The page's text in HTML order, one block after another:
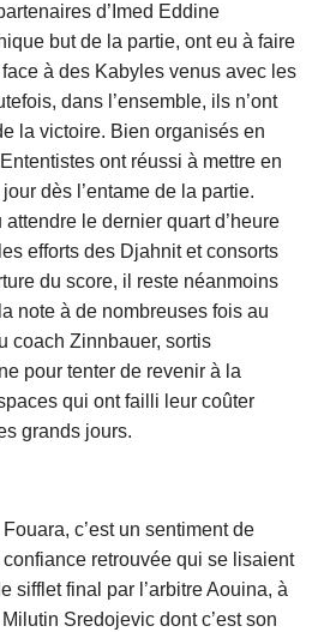
d’Imed Eddine
but de la partie, ont eu à faire
à des Kabyles venus avec les
dans l’ensemble, ils n’ont
la victoire. Bien organisés en
ont réussi à mettre en
dès l’entame de la partie.
le dernier quart d’heure
efforts des Djahnit et consorts
du score, il reste néanmoins
note à de nombreuses fois au
coach Zinnbauer, sortis
pour tenter de revenir à la
qui ont failli leur coûter
grands jours.
c’est un sentiment de
retrouvée qui se lisaient
sifflet final par l’arbitre Aouina, à
Sredojevic dont c’est son